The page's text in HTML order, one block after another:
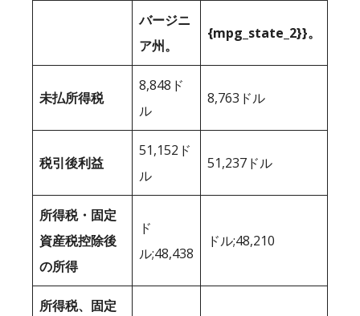
バージニ
ア州。
{mpg_state_2}}。
未払所得税
8,848ド
ル
8,763ドル
税引後利益
51,152ド
ル
51,237ドル
所得税・固定
資産税控除後
の所得
ド
ル;48,438
ドル;48,210
所得税、固定